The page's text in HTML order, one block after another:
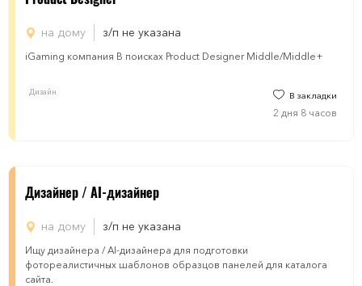
на дому з/п не указана
iGaming компания В поисках Product Designer Middle/Middle+
Дизайн В закладки
2 дня 8 часов
Дизайнер / AI-дизайнер
на дому з/п не указана
Ищу дизайнера / AI-дизайнера для подготовки
фотореалистичных шаблонов образцов панелей для каталога
сайта.